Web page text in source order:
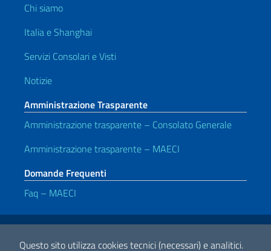
Questo sito utilizza cookies tecnici (necessari) e analitici.
Chi siamo
Italia e Shanghai
Servizi Consolari e Visti
Notizie
Amministrazione Trasparente
Amministrazione trasparente – Consolato Generale
Amministrazione trasparente – MAECI
Domande Frequenti
Faq – MAECI
Link Utili